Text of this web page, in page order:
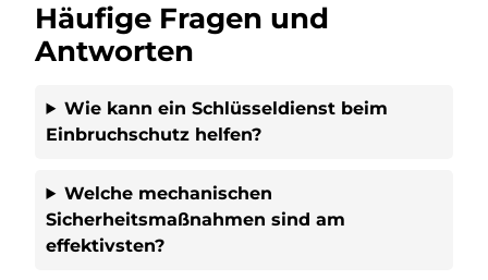
Häufige Fragen und
Antworten
Wie kann ein Schlüsseldienst beim
Einbruchschutz helfen?
Welche mechanischen
Sicherheitsmaßnahmen sind am
effektivsten?